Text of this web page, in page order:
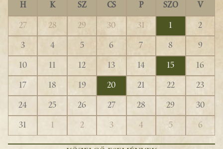
H K SZ CS P SZO V
27 28 29 30 31 1
2
3
4 5 6 7 8
9
10
11 12 13 14 15
16
17
18 19 20 21 22
23
24
25 26 27 28 29
30
31
1 2 3 4 5 6